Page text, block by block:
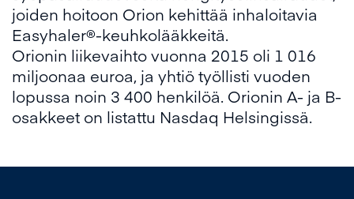
joiden hoitoon Orion kehittää inhaloitavia
Easyhaler®-keuhkolääkkeitä.
Orionin liikevaihto vuonna 2015 oli 1 016
miljoonaa euroa, ja yhtiö työllisti vuoden
lopussa noin 3 400 henkilöä. Orionin A- ja B-
osakkeet on listattu Nasdaq Helsingissä.